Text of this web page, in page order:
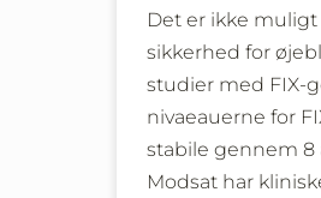
Det er ikke
sikkerhed for
studier med FIX-
nivaeauerne for
stabile gennem 8
Modsat har